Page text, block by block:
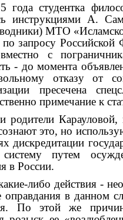
года студентка
инструкциями А.
МТО
запросу Российской
с
- до момента
отказу от
пресечена
примечание к
родители
это, но
дискредитации
путем
в России.
либо действия -
оправдания в данном
По этой же